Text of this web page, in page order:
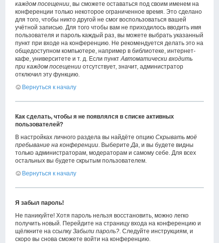
каждом посещении, вы сможете оставаться под своим именем на
конференции только некоторое ограниченное время. Это сделано
для того, чтобы никто другой не смог воспользоваться вашей
учётной записью. Для того чтобы вам не приходилось вводить имя
пользователя и пароль каждый раз, вы можете выбрать указанный
пункт при входе на конференцию. Не рекомендуется делать это на
общедоступном компьютере, например в библиотеке, интернет-
кафе, университете и т. д. Если пунктАвтоматически входить
при каждом посещении отсутствует, значит, администратор
отключил эту функцию.
Вернуться к началу
Как сделать, чтобы я не появлялся в списке активных
пользователей?
В настройках личного раздела вы найдёте опциюСкрывать моё
пребывание на конференции. ВыберитеДа, и вы будете видны
только администраторам, модераторам и самому себе. Для всех
остальных вы будете скрытым пользователем.
Вернуться к началу
Я забыл пароль!
Не паникуйте! Хотя пароль нельзя восстановить, можно легко
получить новый. Перейдите на страницу входа на конференцию и
щёлкните на ссылкуЗабыли пароль?. Следуйте инструкциям, и
скоро вы снова сможете войти на конференцию.